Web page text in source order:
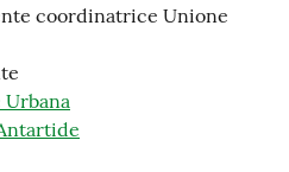
coordinatrice Unione
Urbana